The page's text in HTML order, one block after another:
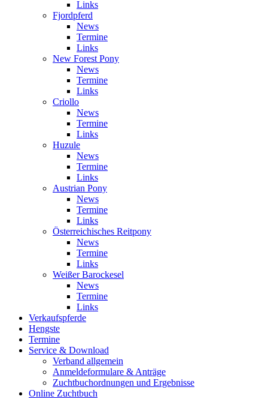
Links
Fjordpferd
News
Termine
Links
New Forest Pony
News
Termine
Links
Criollo
News
Termine
Links
Huzule
News
Termine
Links
Austrian Pony
News
Termine
Links
Österreichisches Reitpony
News
Termine
Links
Weißer Barockesel
News
Termine
Links
Verkaufspferde
Hengste
Termine
Service & Download
Verband allgemein
Anmeldeformulare & Anträge
Zuchtbuchordnungen und Ergebnisse
Online Zuchtbuch